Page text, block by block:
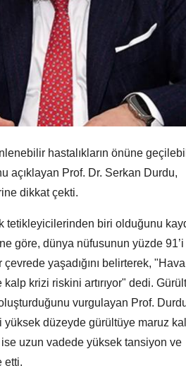
hastalıkların önüne
açıklayan Prof. Dr. Serkan Durdu,
dikkat çekti.
tetikleyicilerinden biri olduğunu
göre, dünya nüfusunun yüzde 91’i
yaşadığını belirterek,
krizi riskini artırıyor" dedi.
vurgulayan Prof.
yüksek düzeyde gürültüye maruz
ise uzun vadede yüksek tansiyon ve
etti.